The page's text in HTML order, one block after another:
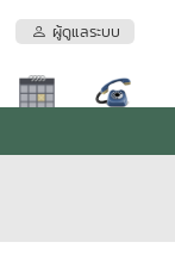
ผู้ดูแลระบบ